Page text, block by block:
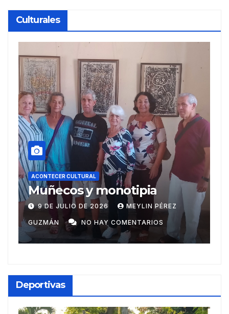
Culturales
MEYLIN PÉREZ
ACONTECER CULTURAL
Recibe
escritor
Casas literarias
internacionales
20 DE JUNIO DE 2026
GUZMÁN NO HAY
Deportivas